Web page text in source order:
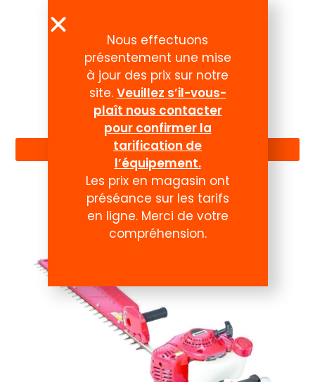
Compte
Nous effectuons
présentement une mise
à jour des prix sur notre
site. Veuillez s’il-vous-
plaît nous contacter
pour confirmer la
tarification de
l’équipement.
Les prix en magasin ont
préséance sur les tarifs
en ligne. Merci de votre
compréhension.